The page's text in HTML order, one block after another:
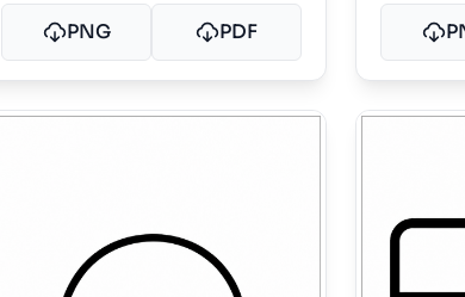
PNG PDF